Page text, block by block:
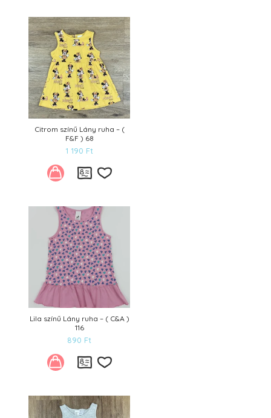
Kívánságlistára
Citrom színű Lány ruha – (
F&F ) 68
1 190 Ft
Kívánságlistára
Lila színű Lány ruha – ( C&A )
116
890 Ft
Kívánságlistára